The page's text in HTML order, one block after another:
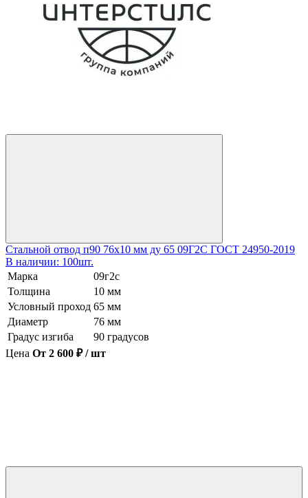
Стальной отвод п90 76х10 мм ду 65 09Г2С ГОСТ 24950-2019
В наличии: 100шт.
Марка
09г2с
Толщина
10 мм
Условный проход 65 мм
Диаметр
76 мм
Градус изгиба
90 градусов
Цена От 2 600 ₽ / шт